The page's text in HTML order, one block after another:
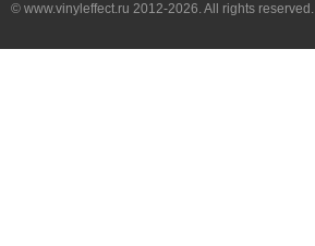
© www.vinyleffect.ru 2012-2026. All rights reserved.